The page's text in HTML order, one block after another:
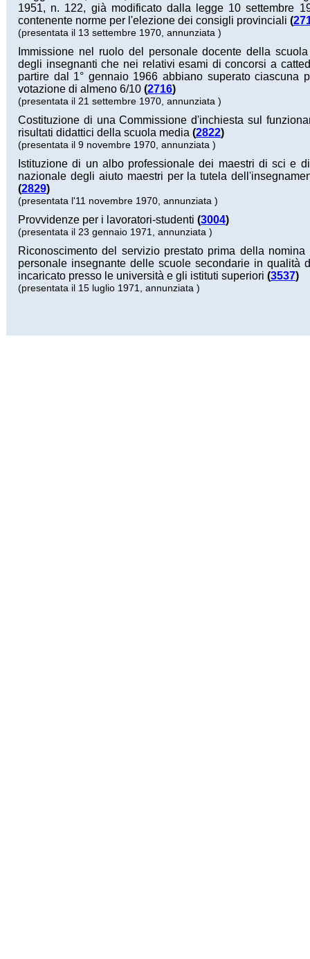
1951, n. 122, già modificato dalla legge 10 settembre
contenente norme per l'elezione dei consigli provinciali (
(presentata il 13 settembre 1970, annunziata )
Immissione nel ruolo del personale docente della
degli insegnanti che nei relativi esami di concorsi a
partire dal 1° gennaio 1966 abbiano superato ciascuna
votazione di almeno 6/10 (2716)
(presentata il 21 settembre 1970, annunziata )
Costituzione di una Commissione d'inchiesta sul
risultati didattici della scuola media (2822)
(presentata il 9 novembre 1970, annunziata )
Istituzione di un albo professionale dei maestri di sci e
nazionale degli aiuto maestri per la tutela
(2829)
(presentata l'11 novembre 1970, annunziata )
Provvidenze per i lavoratori-studenti (3004)
(presentata il 23 gennaio 1971, annunziata )
Riconoscimento del servizio prestato prima della
personale insegnante delle scuole secondarie in qualità
incaricato presso le università e gli istituti superiori (3537)
(presentata il 15 luglio 1971, annunziata )